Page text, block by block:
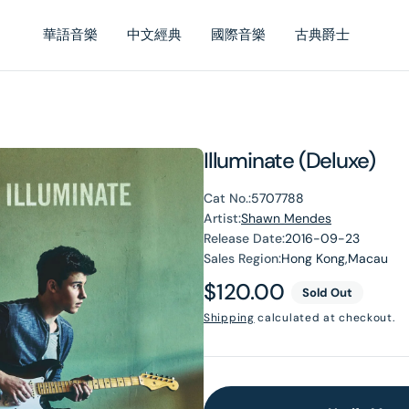
華語音樂 中文經典 國際音樂 古典爵士
Illuminate (Deluxe)
Cat No.:5707788
Artist:Shawn Mendes
Release Date:2016-09-23
Sales Region:Hong Kong,Macau
Regular
price
$120.00 Sold Out
Shipping calculated at checkout.